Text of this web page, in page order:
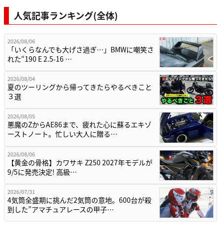
人気記事ランキング(全体)
2026/08/06
「いくらなんでも大げさ過ぎ…」BMWに嘲笑さ
れた“190 E 2.5-16 …
2026/08/04
夏のツーリングから帰ってきたらやるべきこと
３選
2026/08/05
悪魔のZからAE86まで、疲れた心に蘇るエキゾ
ーストノート。忙しい大人に贈る…
2026/08/06
【黄金の骨格】カワサキ Z250 2027年モデルが
9/5に発売決定! 高級…
2026/07/31
4気筒全盛期に挑んだ2気筒の意地。600台が殺
到した”アマチュアレースの甲子…